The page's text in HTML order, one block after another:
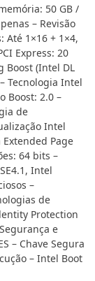
50 GB /
– Revisão
Até 1×16 + 1×4,
Express: 20
Boost (Intel DL
Tecnologia Intel
Boost: 2.0 –
de
Intel
Extended Page
64 bits –
Intel
–
de
Protection
e
– Chave Segura
– Intel Boot